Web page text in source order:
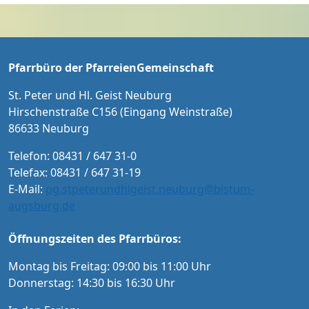
weis Karten an der Abendkasse und ab Sept
ion Neuburg und im Pfarrbüro der PG Neub
dass der Heilige Geist aus lebendigen Stein
Pfarrbüro der PfarreienGemeinschaft
St. Peter und Hl. Geist Neuburg
Hirschenstraße C156 (Eingang Weinstraße)
86633 Neuburg
Telefon: 08431 / 647 31-0
Telefax: 08431 / 647 31-19
E-Mail: pg.stpeterundhlgeist.neuburg@bistum-
augsburg.de
Öffnungszeiten des Pfarrbüros:
Montag bis Freitag: 09:00 bis 11:00 Uhr
Donnerstag: 14:30 bis 16:30 Uhr